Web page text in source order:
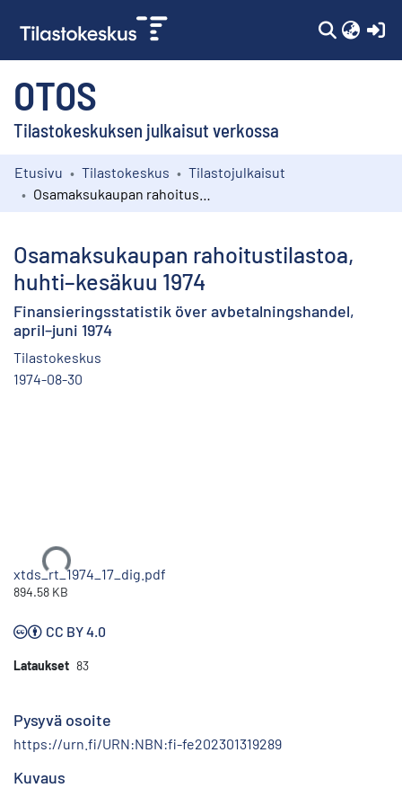
OTOS
Tilastokeskuksen julkaisut verkossa
Kokoelmat
Etusivu Tilastokeskus
Tilastojulkaisut
Osamaksukaupan rahoitustilastoa,
huhti–kesäkuu 1974
Finansieringsstatistik över avbetalningshandel,
april–juni 1974
Tilastokeskus
1974-08-30
Ladataan...
xtds_rt_1974_17_dig.pdf
894.58 KB
CC BY 4.0
Lataukset 83
Pysyvä osoite
https://urn.fi/URN:NBN:fi-fe202301319289
Kuvaus